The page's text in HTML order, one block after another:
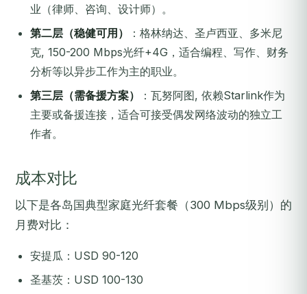
业（律师、咨询、设计师）。
第二层（稳健可用）
：格林纳达、圣卢西亚、多米尼
克, 150-200 Mbps光纤+4G，适合编程、写作、财务
分析等以异步工作为主的职业。
第三层（需备援方案）
：瓦努阿图, 依赖Starlink作为
主要或备援连接，适合可接受偶发网络波动的独立工
作者。
成本对比
以下是各岛国典型家庭光纤套餐（300 Mbps级别）的
月费对比：
安提瓜：USD 90-120
圣基茨：USD 100-130